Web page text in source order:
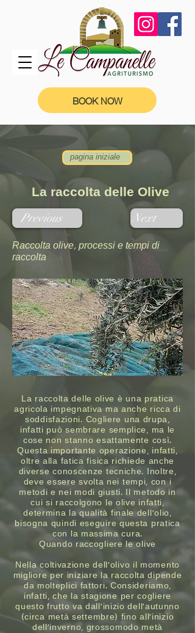
BOOK NOW
pagina iniziale
La raccolta delle Olive
Previous Next
Raccolta olive, processi e tempi di
raccolta
La raccolta delle olive è una pratica
agricola impegnativa ma anche ricca di
soddisfazioni. Cogliere una drupa,
infatti può sembrare semplice, ma le
cose non stanno esattamente così.
Questa importante operazione, infatti,
oltre alla fatica fisica richiede anche
diverse conoscenze tecniche. Inoltre,
deve essere svolta nei tempi, con i
metodi e nei modi giusti. Il metodo in
cui si raccolgono le olive infatti,
determina la qualità finale dell’olio,
bisogna quindi eseguire questa pratica
con la massima cura.
Quando raccogliere le olive
Nella coltivazione dell’olivo il momento
migliore per iniziare la raccolta dipende
da molteplici fattori. Consideriamo,
infatti, che la stagione per cogliere
questo frutto va dall’inizio dell’autunno
(circa metà settembre) fino all’inizio
dell’inverno, grossomodo metà